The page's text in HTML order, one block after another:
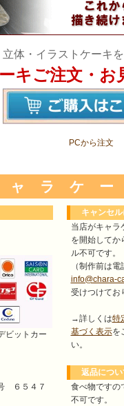
体・イラストケーキ
キご注文・お
PCから注文
ャ ラ ケ
ビットカー
６５４７
キャンセル
当店がキャラ
を開始してか
ル不可です。
（制作前は
info@chara-
受けつけてお
→詳しくは特
基づく表示を
い。
返品につい
食べ物ですの
不可です。